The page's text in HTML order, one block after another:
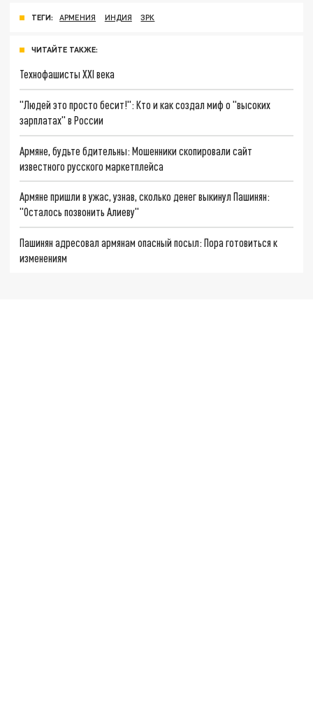
ТЕГИ: АРМЕНИЯ ИНДИЯ ЗРК
ЧИТАЙТЕ ТАКЖЕ:
Технофашисты XXI века
"Людей это просто бесит!": Кто и как создал миф о "высоких
зарплатах" в России
Армяне, будьте бдительны: Мошенники скопировали сайт
известного русского маркетплейса
Армяне пришли в ужас, узнав, сколько денег выкинул Пашинян:
"Осталось позвонить Алиеву"
Пашинян адресовал армянам опасный посыл: Пора готовиться к
изменениям